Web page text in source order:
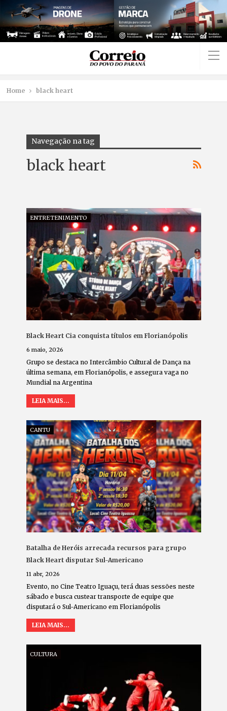
Home black heart
Navegação na tag
black heart
ENTRETENIMENTO
Black Heart Cia conquista títulos em Florianópolis
6 maio, 2026
Grupo se destaca no Intercâmbio Cultural de Dança na
última semana, em Florianópolis, e assegura vaga no
Mundial na Argentina
LEIA MAIS...
CANTU
Batalha de Heróis arrecada recursos para grupo
Black Heart disputar Sul-Americano
11 abr, 2026
Evento, no Cine Teatro Iguaçu, terá duas sessões neste
sábado e busca custear transporte de equipe que
disputará o Sul-Americano em Florianópolis
LEIA MAIS...
CULTURA